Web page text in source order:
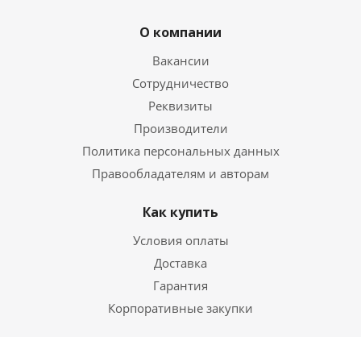
О компании
Вакансии
Сотрудничество
Реквизиты
Производители
Политика персональных данных
Правообладателям и авторам
Как купить
Условия оплаты
Доставка
Гарантия
Корпоративные закупки